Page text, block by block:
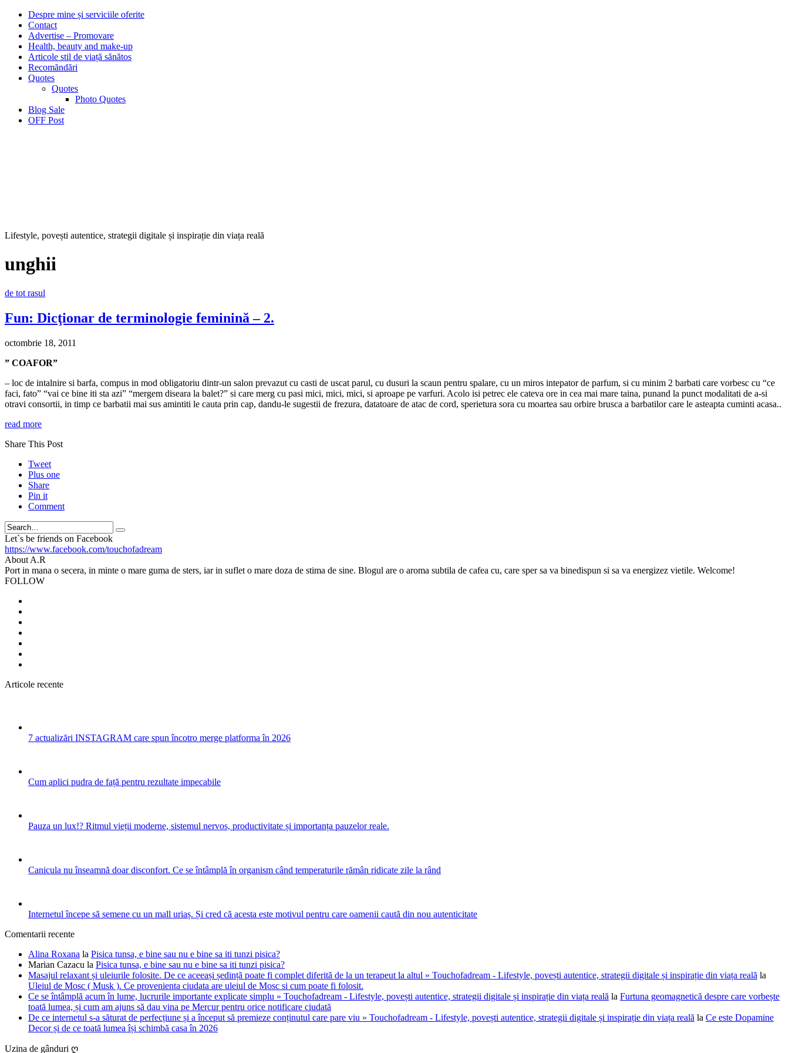
Despre mine și serviciile oferite
Contact
Advertise – Promovare
Health, beauty and make-up
Articole stil de viață sănătos
Recomăndări
Quotes
Quotes
Photo Quotes
Blog Sale
OFF Post
Lifestyle, povești autentice, strategii digitale și inspirație din viața reală
unghii
de tot rasul
Fun: Dicţionar de terminologie feminină – 2.
octombrie 18, 2011
” COAFOR”
– loc de intalnire si barfa, compus in mod obligatoriu dintr-un salon prevazut cu casti de uscat parul, cu dusuri la scaun pentru spalare, cu un miros intepator de parfum, si cu minim 2 barbati care vorbesc cu “ce
faci, fato” “vai ce bine iti sta azi” “mergem diseara la balet?” si care merg cu pasi mici, mici, mici, si aproape pe varfuri. Acolo isi petrec ele cateva ore in cea mai mare taina, punand la punct modalitati de a-si
otravi consortii, in timp ce barbatii mai sus amintiti le cauta prin cap, dandu-le sugestii de frezura, datatoare de atac de cord, sperietura sora cu moartea sau orbire brusca a barbatilor care le asteapta cuminti acasa..
read more
Share This Post
Tweet
Plus one
Share
Pin it
Comment
Search
Let`s be friends on Facebook
https://www.facebook.com/touchofadream
About A.R
Port in mana o secera, in minte o mare guma de sters, iar in suflet o mare doza de stima de sine. Blogul are o aroma subtila de cafea cu, care sper sa va binedispun si sa va energizez vietile. Welcome!
FOLLOW
Articole recente
7 actualizări INSTAGRAM care spun încotro merge platforma în 2026
Cum aplici pudra de față pentru rezultate impecabile
Pauza un lux!? Ritmul vieții moderne, sistemul nervos, productivitate și importanța pauzelor reale.
Canicula nu înseamnă doar disconfort. Ce se întâmplă în organism când temperaturile rămân ridicate zile la rând
Internetul începe să semene cu un mall uriaș. Și cred că acesta este motivul pentru care oamenii caută din nou autenticitate
Comentarii recente
Alina Roxana la Pisica tunsa, e bine sau nu e bine sa iti tunzi pisica?
Marian Cazacu la Pisica tunsa, e bine sau nu e bine sa iti tunzi pisica?
Masajul relaxant și uleiurile folosite. De ce aceeași ședință poate fi complet diferită de la un terapeut la altul » Touchofadream - Lifestyle, povești autentice, strategii digitale și inspirație din viața reală la
Uleiul de Mosc ( Musk ). Ce provenienta ciudata are uleiul de Mosc si cum poate fi folosit.
Ce se întâmplă acum în lume, lucrurile importante explicate simplu » Touchofadream - Lifestyle, povești autentice, strategii digitale și inspirație din viața reală la Furtuna geomagnetică despre care vorbește
toată lumea, și cum am ajuns să dau vina pe Mercur pentru orice notificare ciudată
De ce internetul s-a săturat de perfecțiune și a început să premieze conținutul care pare viu » Touchofadream - Lifestyle, povești autentice, strategii digitale și inspirație din viața reală la Ce este Dopamine
Decor și de ce toată lumea își schimbă casa în 2026
Uzina de gânduri ღ